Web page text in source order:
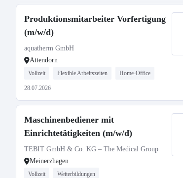
Produktionsmitarbeiter Vorfertigung
(m/w/d)
aquatherm GmbH
Attendorn
Vollzeit Flexible Arbeitszeiten Home-Office
28.07.2026
Maschinenbediener mit
Einrichtetätigkeiten (m/w/d)
TEBIT GmbH & Co. KG – The Medical Group
Meinerzhagen
Vollzeit Weiterbildungen